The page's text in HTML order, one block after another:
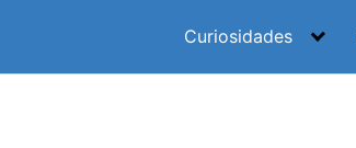
Curiosidades